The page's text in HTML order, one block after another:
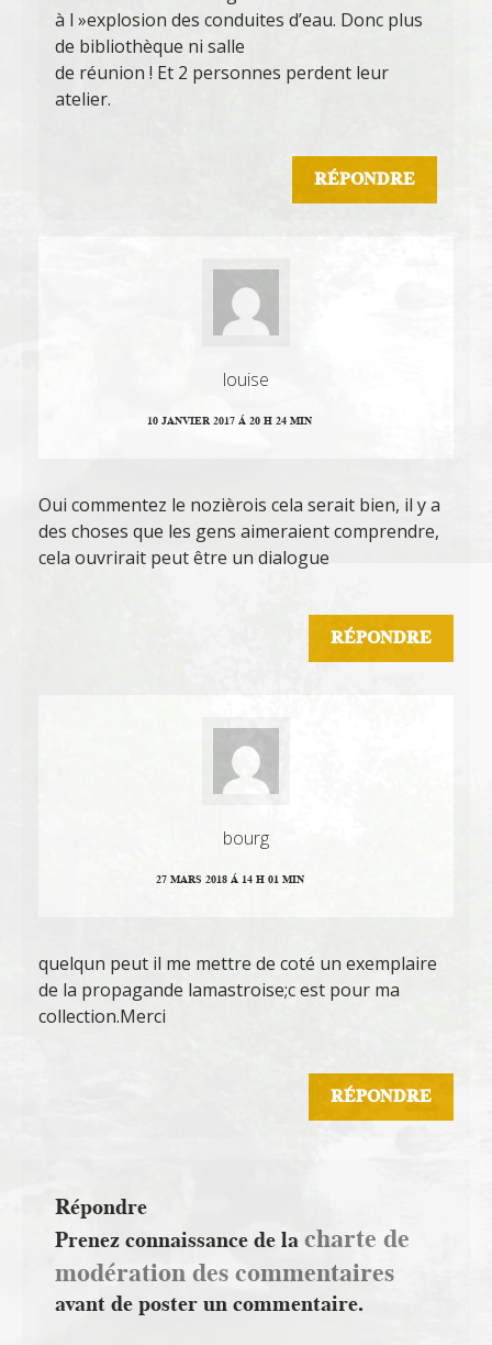
à l »explosion des conduites d’eau. Donc plus
de bibliothèque ni salle
de réunion ! Et 2 personnes perdent leur
atelier.
RÉPONDRE
louise
10 JANVIER 2017 Á 20 H 24 MIN
Oui commentez le nozièrois cela serait bien, il y a
des choses que les gens aimeraient comprendre,
cela ouvrirait peut être un dialogue
RÉPONDRE
bourg
27 MARS 2018 Á 14 H 01 MIN
quelqun peut il me mettre de coté un exemplaire
de la propagande lamastroise;c est pour ma
collection.Merci
RÉPONDRE
Répondre
Prenez connaissance de lacharte de
modération des commentaires
avant de poster un commentaire.